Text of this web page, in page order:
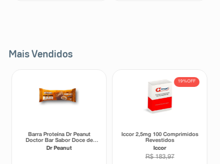
Mais Vendidos
Barra Proteína Dr Peanut
Doctor Bar Sabor Doce de
Leite 62g
Dr Peanut
19%OFF
Iccor 2,5mg 100 Comprimidos
Revestidos
Iccor
R$ 183,97